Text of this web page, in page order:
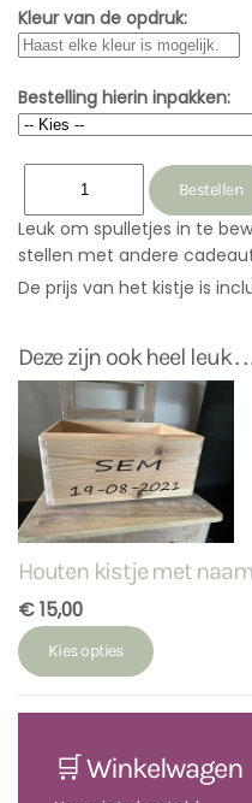
Kleur van de opdruk:
Bestelling hierin inpakken:
Leuk om spulletjes in te
stellen met andere
De prijs van het kistje is
Deze zijn ook heel leuk . .
Houten kistje met naam
€ 15,00
Kies opties
🛒 Winkelwagen